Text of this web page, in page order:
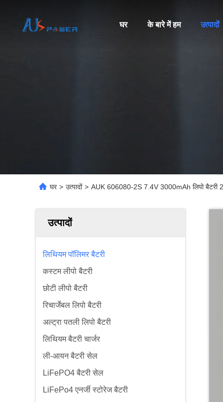
घर के बारे में हम उत्पादों
घर > उत्पादों > AUK 606080-2S 7.4V 3000mAh लिपो बैटरी
उत्पादों
लिथियम पॉलिमर बैटरी
कस्टम लीपो बैटरी
छोटी लीपो बैटरी
रिचार्जेबल लिपो बैटरी
अल्ट्रा पतली लिपो बैटरी
लिथियम बैटरी चार्जर
ली-आयन बैटरी सेल
LiFePO4 बैटरी सेल
LiFePo4 एनर्जी स्टोरेज बैटरी